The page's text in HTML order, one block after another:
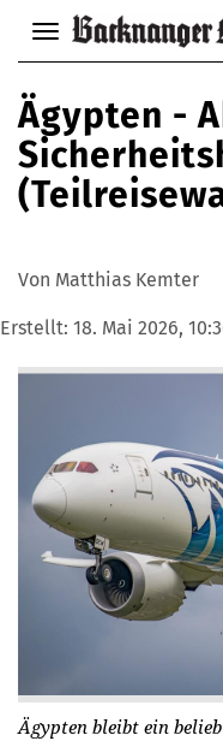
Navigation
anzeigen
verbergen
Ägypten -
Von Matthias Kemter
Erstellt: 18. Mai 2026,
Ägypten bleibt ein